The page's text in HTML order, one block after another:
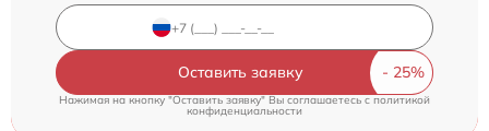
Оставить заявку
Нажимая на кнопку "Оставить заявку" Вы соглашаетесь cполитикой
конфиденциальности